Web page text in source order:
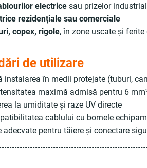
electrice sau prizelor
rezidențiale sau comerciale
copex, rigole, în zone uscate și ferite
de utilizare
instalarea în medii protejate (tuburi,
maximă admisă pentru 6
la umiditate și raze UV directe
cablului cu bornele
adecvate pentru tăiere și conectare